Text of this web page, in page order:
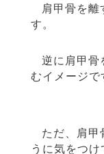
肩甲骨を離
す。
逆に肩甲骨
むイメージで
ただ、肩甲
うに気をつけ